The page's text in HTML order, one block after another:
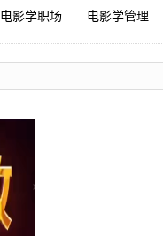
电影学职场 电影学管理